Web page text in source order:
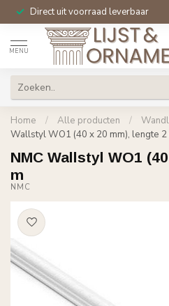
Direct uit voorraad leverbaar
MENU
Home / Alle producten /
Wallstyl WO1 (40 x 20 mm), lengte 2
NMC Wallstyl WO1
m
NMC